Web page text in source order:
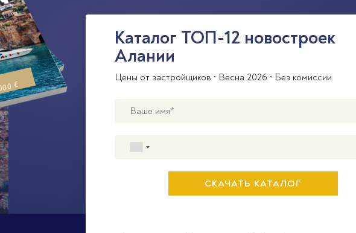
Каталог ТОП-12 новостроек
Алании
Цены от застройщиков • Весна 2026 • Без комиссии
€